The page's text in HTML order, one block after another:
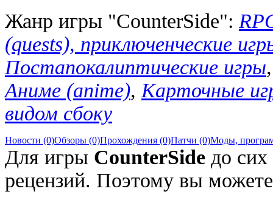
Жанр игры "CounterSide":
(quests), приключенческие
Постапокалиптические игры
Аниме (anime), Карточные
видом сбоку
Новости (0)Обзоры (0)Прохождения (0)Патчи (0)Моды,
Для игры CounterSide до
рецензий. Поэтому вы